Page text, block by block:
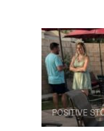
POSITIVE